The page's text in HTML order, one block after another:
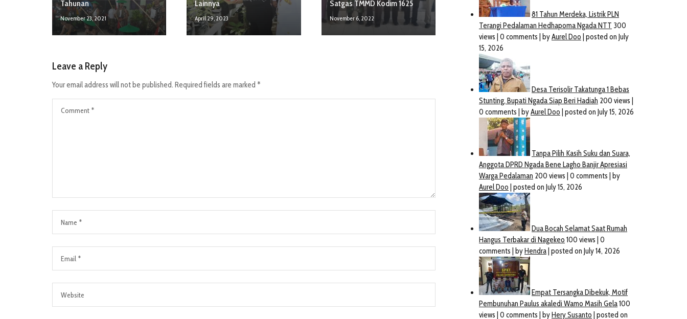
Tahunan
November 23, 2021
Lainnya
April 29, 2023
Satgas TMMD Kodim 1625
November 6, 2022
Berhasil Diselamatkan.
September 21, 2025 August 2, 2021
Leave a Reply
Your email address will not be published. Required fields are marked *